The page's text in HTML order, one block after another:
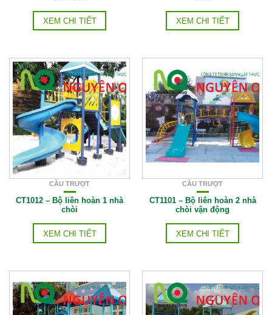
XEM CHI TIẾT XEM CHI TIẾT
CẦU TRƯỢT
CT1012 – Bộ liên hoàn 1 nhà
chòi
XEM CHI TIẾT
CẦU TRƯỢT
CT1101 – Bộ liên hoàn 2 nhà
chòi vận động
XEM CHI TIẾT